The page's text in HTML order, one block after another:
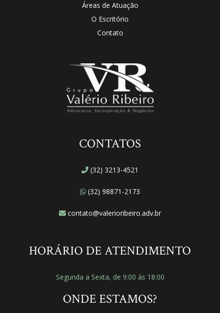
Áreas de Atuação
O Escritório
Contato
CONTATOS
(32) 3213-4521
(32) 98871-2173
contato@valerioribeiro.adv.br
HORÁRIO DE ATENDIMENTO
Segunda a Sexta, de 9:00 às 18:00
ONDE ESTAMOS?